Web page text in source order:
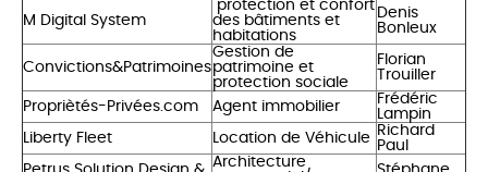
M Digital System
protection et confort
des bâtiments et
habitations
Denis
Bonleux
Convictions&Patrimoines
Gestion de
patrimoine et
protection sociale
Florian
Trouiller
Propriètés-Privées.com Agent immobilier
Frédéric
Lampin
Liberty Fleet
Location de Véhicule
Richard
Paul
Architecture